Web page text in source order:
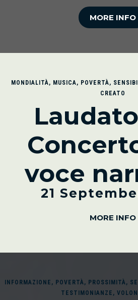
MORE INFO
MONDIALITÀ, MUSICA, POVERTÀ,
CREATO
Laudato
voce
21
MORE INFO
INFORMAZIONE , POVERTÀ, PROSSIMITÀ,
TESTIMONIANZE ,